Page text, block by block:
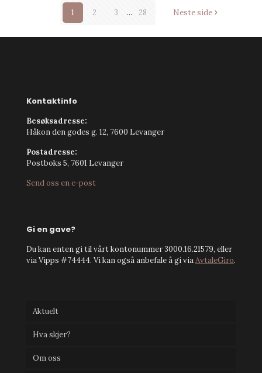
1 2 3 ... 28 Neste side
Kontaktinfo
Besøksadresse:
Håkon den godes g. 12, 7600 Levanger
Postadresse:
Postboks 5, 7601 Levanger
Send oss en e-post
Gi en gave?
Du kan enten gi til vårt kontonummer 3000.16.21579, eller
via Vipps #74444. Vi kan også anbefale å gi viaAvtaleGiro.
Aktuelt
Hva skjer?
Om oss